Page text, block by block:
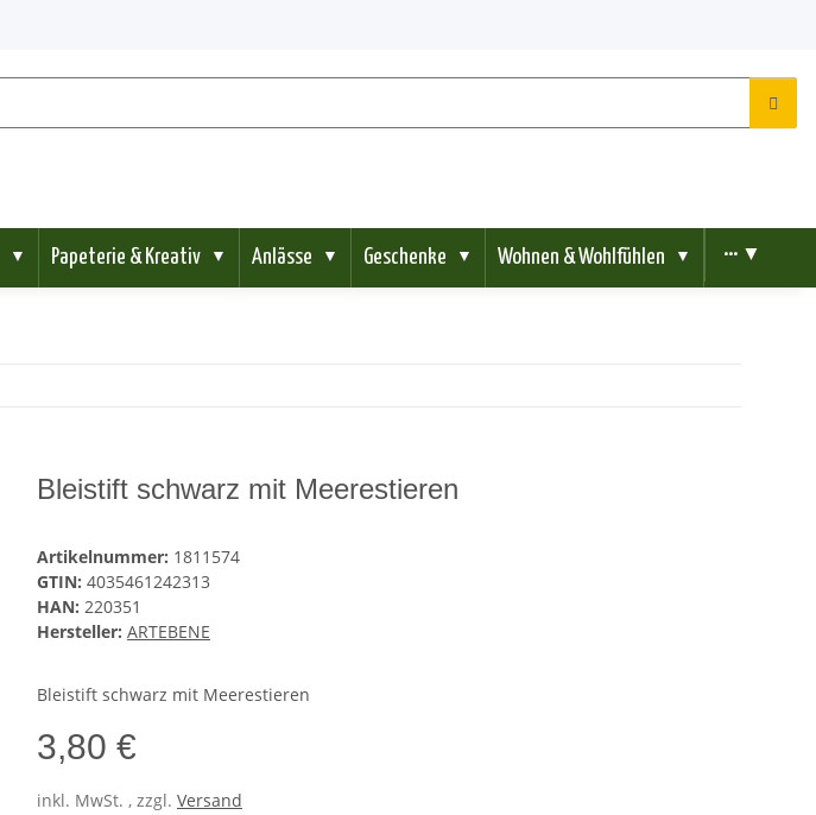
▼ Papeterie & Kreativ ▼ Anlässe ▼ Geschenke ▼ Wohnen & Wohlfühlen ▼ ••• ▼
Bleistift schwarz mit Meerestieren
Artikelnummer: 1811574
GTIN: 4035461242313
HAN: 220351
Hersteller: ARTEBENE
Bleistift schwarz mit Meerestieren
3,80 €
inkl. MwSt. , zzgl. Versand